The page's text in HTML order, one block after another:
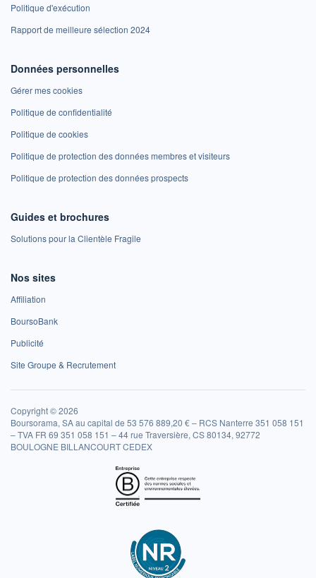
Politique d'exécution
Rapport de meilleure sélection 2024
Données personnelles
Gérer mes cookies
Politique de confidentialité
Politique de cookies
Politique de protection des données membres et visiteurs
Politique de protection des données prospects
Guides et brochures
Solutions pour la Clientèle Fragile
Nos sites
Affiliation
BoursoBank
Publicité
Site Groupe & Recrutement
Copyright © 2026
Boursorama, SA au capital de 53 576 889,20 € – RCS Nanterre 351 058 151
– TVA FR 69 351 058 151 – 44 rue Traversière, CS 80134, 92772
BOULOGNE BILLANCOURT CEDEX